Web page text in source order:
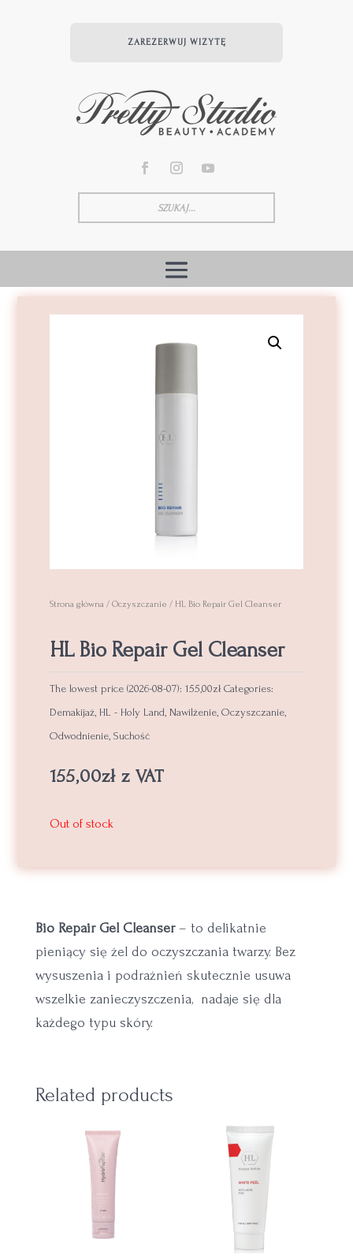
ZAREZERWUJ WIZYTĘ
Strona główna / Oczyszczanie / HL Bio Repair Gel Cleanser
HL Bio Repair Gel Cleanser
The lowest price (2026-08-07): 155,00zł Categories:
Demakijaż, HL - Holy Land Nawilżenie, Oczyszczanie,
Odwodnienie, Suchość
155,00zł z VAT
Out of stock
Bio Repair Gel Cleanser– to delikatnie
pieniący się żel do oczyszczania twarzy. Bez
wysuszenia i podrażnień skutecznie usuwa
wszelkie zanieczyszczenia, nadaje się dla
każdego typu skóry.
Related products